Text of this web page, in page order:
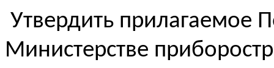
Утвердить прилагаемое
Министерстве